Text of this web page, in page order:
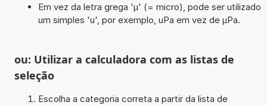
Em vez da letra grega 'µ' (= micro), pode ser utilizado
um simples 'u', por exemplo, uPa em vez de µPa.
ou: Utilizar a calculadora com as listas de
seleção
Escolha a categoria correta a partir da lista de